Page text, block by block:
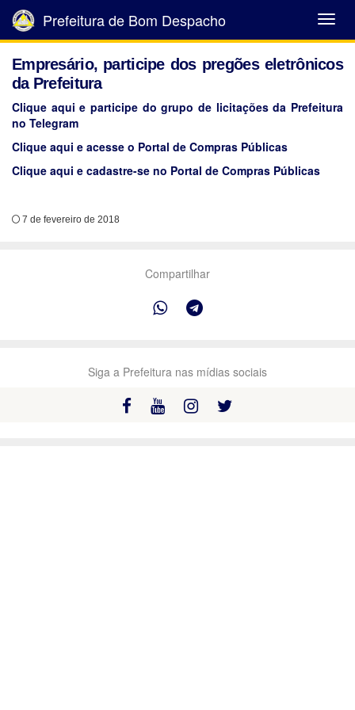
Abrir
Menu
Prefeitura de Bom Despacho
Empresário, participe dos pregões eletrônicos
da Prefeitura
Clique aqui e participe do grupo de licitações da Prefeitura
no Telegram
Clique aqui e acesse o Portal de Compras Públicas
Clique aqui e cadastre-se no Portal de Compras Públicas
7 de fevereiro de 2018
Compartilhar
Siga a Prefeitura nas mídias sociais